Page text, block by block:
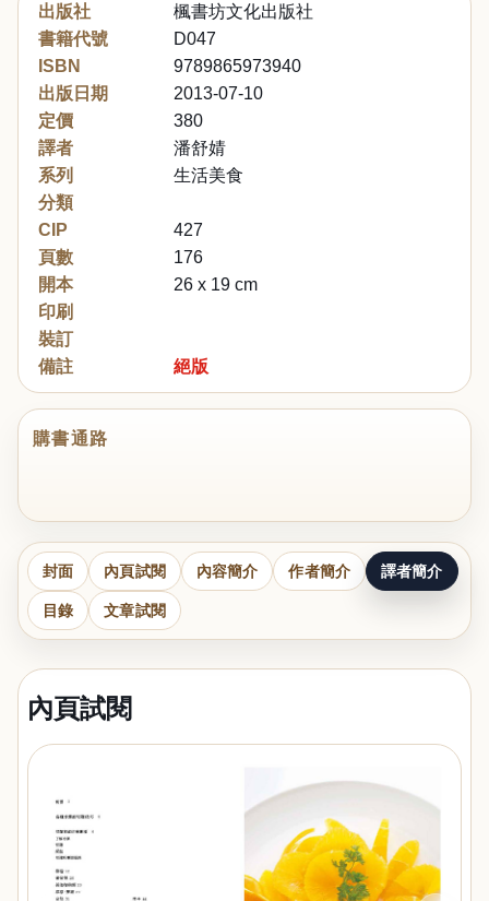
出版社
楓書坊文化出版社
書籍代號
D047
ISBN
9789865973940
出版日期
2013-07-10
定價
380
譯者
潘舒婧
系列
生活美食
分類
CIP
427
頁數
176
開本
26 x 19 cm
印刷
裝訂
備註
絕版
購書通路
封面 內頁試閱 內容簡介 作者簡介 譯者簡介
目錄 文章試閱
內頁試閱